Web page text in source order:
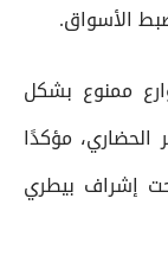
الأسواق.
ممنوع بشكل
مؤكدًا
إشراف بيطري